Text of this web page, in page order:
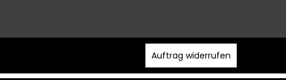
Auftrag widerrufen